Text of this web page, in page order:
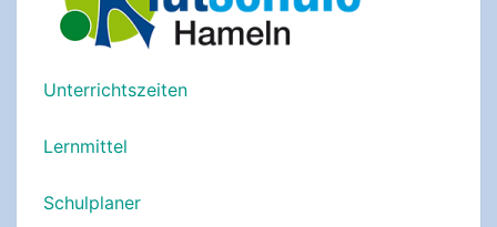
Unterrichtszeiten
Lernmittel
Schulplaner